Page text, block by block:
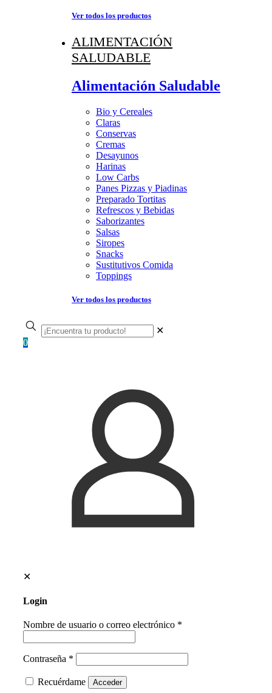
Ver todos los productos
ALIMENTACIÓN
SALUDABLE
Alimentación Saludable
Bio y Cereales
Claras
Conservas
Cremas
Desayunos
Harinas
Low Carbs
Panes Pizzas y Piadinas
Preparado Tortitas
Refrescos y Bebidas
Saborizantes
Salsas
Siropes
Snacks
Sustitutivos Comida
Toppings
Ver todos los productos
✕
0
✕
Login
Nombre de usuario o correo electrónico *
Contraseña *
Recuérdame Acceder